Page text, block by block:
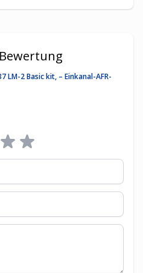
LM-2 Basic kit, – Einkanal-AFR-